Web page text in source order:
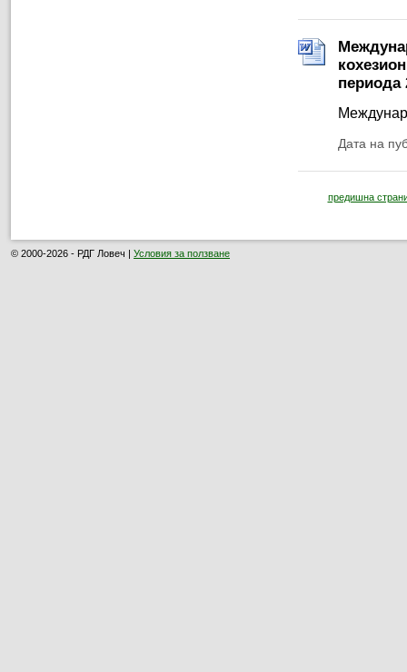
периода
Дата на
предишна
© 2000-2026 - РДГ Ловеч | Условия за ползване